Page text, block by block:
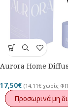
Aurora Home
17,50€ (14,11€ χωρίς
Προσωρινά μη